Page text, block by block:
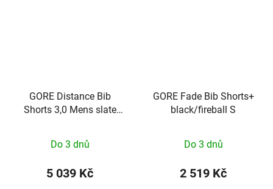
GORE Distance Bib
Shorts 3,0 Mens slate
Do 3 dnů
5 039 Kč
GORE Fade Bib Shorts+
black/fireball S
Do 3 dnů
2 519 Kč